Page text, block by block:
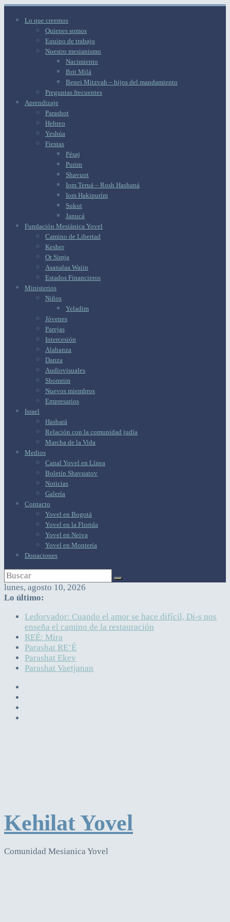
Lo que creemos
Quienes somos
Equipo de trabajo
Nuestro mesianismo
Nacimiento
Brit Milá
Benei Mitzvah – hijos del mandamiento
Preguntas frecuentes
Aprendizaje
Parashot
Hebreo
Yeshúa
Fiestas
Pésaj
Purim
Shavuot
Iom Teruá – Rosh Hashaná
Iom Hakipurím
Sukot
Janucá
Fundación Mesiánica Yovel
Camino de Libertad
Kesher
Or Simja
Asanalaa Waiin
Estados Financieros
Ministerios
Niños
Yeladim
Jóvenes
Parejas
Intercesión
Alabanza
Danza
Audiovisuales
Shomrim
Nuevos miembros
Empresarios
Israel
Hasbará
Relación con la comunidad judía
Marcha de la Vida
Medios
Canal Yovel en Línea
Boletín Shavuatov
Noticias
Galería
Contacto
Yovel en Bogotá
Yovel en la Florida
Yovel en Neiva
Yovel en Montería
Donaciones
lunes, agosto 10, 2026
Lo último:
Ledorvador: Cuando el amor se hace difícil, Di-s nos
enseña el camino de la restauración
REÉ: Mira
Parashat RE’É
Parashat Ekev
Parashat Vaetjanan
Kehilat Yovel
Comunidad Mesianica Yovel